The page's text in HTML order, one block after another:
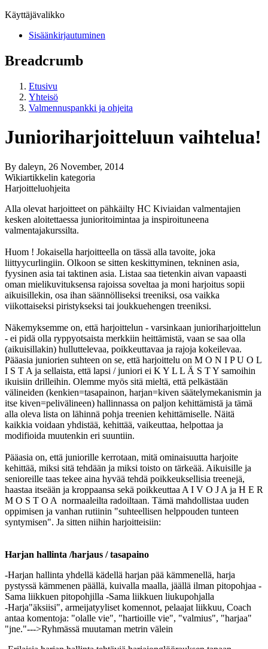
Käyttäjävalikko
Sisäänkirjautuminen
Breadcrumb
Etusivu
Yhteisö
Valmennuspankki ja ohjeita
Junioriharjoitteluun vaihtelua!
By daleyn, 26 November, 2014
Wikiartikkelin kategoria
Harjoitteluohjeita
Alla olevat harjoitteet on pähkäilty HC Kiviaidan valmentajien
kesken aloitettaessa junioritoimintaa ja inspiroituneena
valmentajakurssilta.
Huom ! Jokaisella harjoitteella on tässä alla tavoite, joka
liittyycurlingiin. Olkoon se sitten keskittyminen, tekninen asia,
fyysinen asia tai taktinen asia. Listaa saa tietenkin aivan vapaasti
oman mielikuvituksensa rajoissa soveltaa ja moni harjoitus sopii
aikuisillekin, osa ihan säännölliseksi treeniksi, osa vaikka
viikottaiseksi piristykseksi tai joukkuehengen treeniksi.
Näkemyksemme on, että harjoittelun - varsinkaan junioriharjoittelun
- ei pidä olla ryppyotsaista merkkiin heittämistä, vaan se saa olla
(aikuisillakin) hulluttelevaa, poikkeuttavaa ja rajoja kokeilevaa.
Pääasia juniorien suhteen on se, että harjoittelu on M O N I P U O L
I S T A ja sellaista, että lapsi / juniori ei K Y L L Ä S T Y samoihin
ikuisiin drilleihin. Olemme myös sitä mieltä, että pelkästään
välineiden (kenkien=tasapainon, harjan=kiven säätelymekanismin ja
itse kiven=pelivälineen) hallinnassa on paljon kehittämistä ja tämä
alla oleva lista on lähinnä pohja treenien kehittämiselle. Näitä
kaikkia voidaan yhdistää, kehittää, vaikeuttaa, helpottaa ja
modifioida muutenkin eri suuntiin.
Pääasia on, että juniorille kerrotaan, mitä ominaisuutta harjoite
kehittää, miksi sitä tehdään ja miksi toisto on tärkeää. Aikuisille ja
senioreille taas tekee aina hyvää tehdä poikkeuksellisia treenejä,
haastaa itseään ja kroppaansa sekä poikkeuttaa A I V O J A ja H E R
M O S T O A normaaleilta radoiltaan. Tämä mahdollistaa uuden
oppimisen ja vanhan rutiinin "suhteellisen helppouden tunteen
syntymisen". Ja sitten niihin harjoitteisiin:
Harjan hallinta /harjaus / tasapaino
-Harjan hallinta yhdellä kädellä harjan pää kämmenellä, harja
pystyssä kämmenen päällä, kuivalla maalla, jäällä ilman pitopohjaa -
Sama liikkuen pitopohjilla -Sama liikkuen liukupohjalla
-Harja"äksiisi", armeijatyyliset komennot, pelaajat liikkuu, Coach
antaa komentoja: "olalle vie", "hartioille vie", "valmius", "harjaa"
"jne."--->Ryhmässä muutaman metrin välein